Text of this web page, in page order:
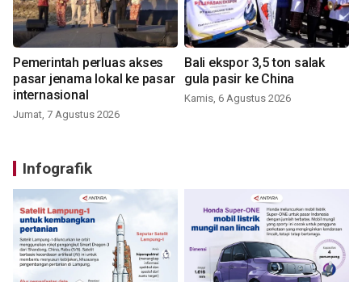
Pemerintah perluas akses
pasar jenama lokal ke pasar
internasional
Jumat, 7 Agustus 2026
Bali ekspor 3,5 ton salak
gula pasir ke China
Kamis, 6 Agustus 2026
Infografik